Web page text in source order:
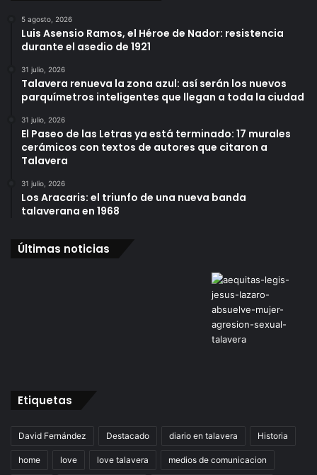
5 agosto, 2026
Luis Asensio Ramos, el Héroe de Nador: resistencia
durante el asedio de 1921
31 julio, 2026
Talavera renueva la zona azul: así serán los nuevos
parquímetros inteligentes que llegan a toda la ciudad
31 julio, 2026
El Paseo de las Letras ya está terminado: 17 murales
cerámicos con textos de autores que citaron a
Talavera
31 julio, 2026
Los Aracaris: el triunfo de una nueva banda
talaverana en 1968
Últimas noticias
Etiquetas
David Fernández Destacado diario en talavera Historia
home love love talavera medios de comunicacion